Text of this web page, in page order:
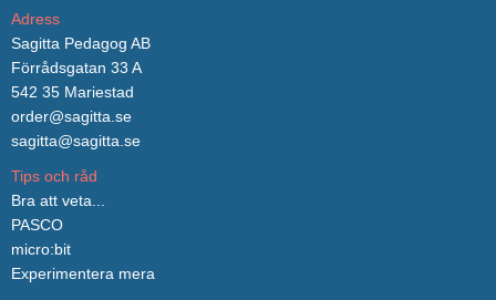
Adress
Sagitta Pedagog AB
Förrådsgatan 33 A
542 35 Mariestad
order@sagitta.se
sagitta@sagitta.se
Tips och råd
Bra att veta...
PASCO
micro:bit
Experimentera mera